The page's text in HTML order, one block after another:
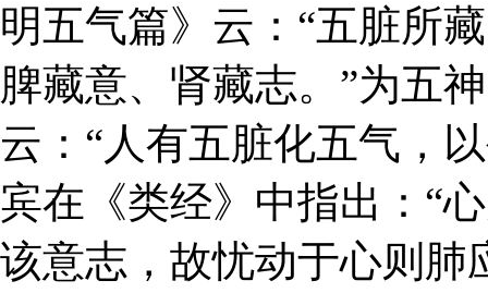
明五气篇》云：“五脏所
脾藏意、肾藏志。”为五
云：“人有五脏化五气，
宾在《类经》中指出：“
该意志，故忧动于心则肺